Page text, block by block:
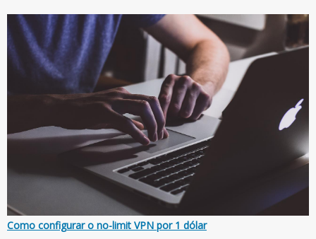
Como configurar o no-limit VPN por 1 dólar